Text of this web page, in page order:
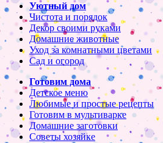
Уютный дом
Чистота и порядок
Декор своими руками
Домашние животные
Уход за комнатными цветами
Сад и огород
Готовим дома
Детское меню
Любимые и простые рецепты
Готовим в мультиварке
Домашние заготовки
Советы хозяйке